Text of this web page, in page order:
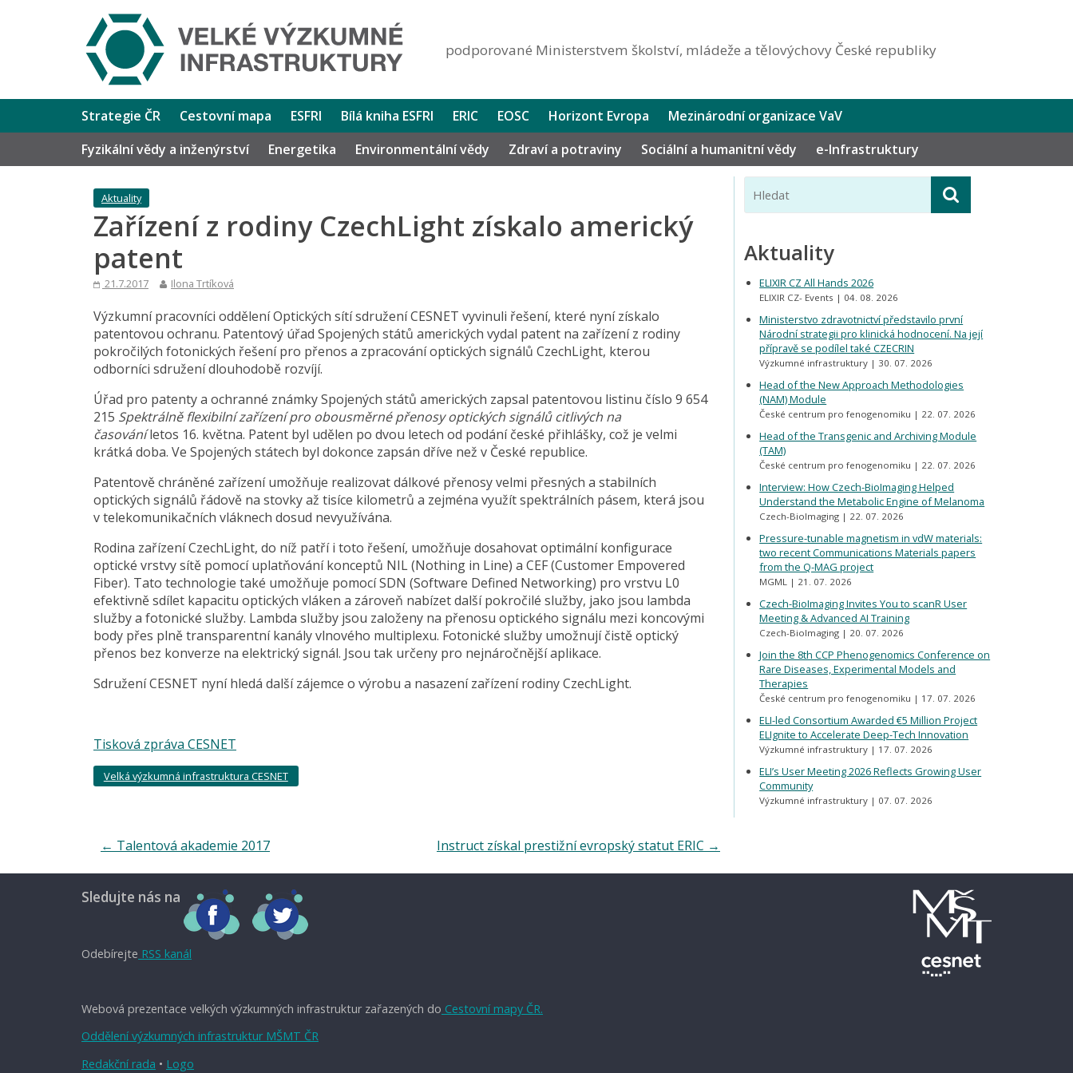
podporované Ministerstvem školství, mládeže a tělovýchovy České republiky
Strategie ČR Cestovní mapa ESFRI Bílá kniha ESFRI ERIC EOSC Horizont Evropa
Mezinárodní organizace VaV
Fyzikální vědy a inženýrství
Energetika Environmentální vědy Zdraví a potraviny Sociální a humanitní vědy e-Infrastruktury
Aktuality
Zařízení z rodiny CzechLight získalo americký
patent
21.7.2017 Ilona Trtíková
Výzkumní pracovníci oddělení Optických sítí sdružení CESNET vyvinuli řešení, které nyní získalo
patentovou ochranu. Patentový úřad Spojených států amerických vydal patent na zařízení z rodiny
pokročilých fotonických řešení pro přenos a zpracování optických signálů CzechLight, kterou
odborníci sdružení dlouhodobě rozvíjí.
Úřad pro patenty a ochranné známky Spojených států amerických zapsal patentovou listinu číslo 9 654
215 Spektrálně flexibilní zařízení pro obousměrné přenosy optických signálů citlivých na
časováníletos 16. května. Patent byl udělen po dvou letech od podání české přihlášky, což je velmi
krátká doba. Ve Spojených státech byl dokonce zapsán dříve než v České republice.
Patentově chráněné zařízení umožňuje realizovat dálkové přenosy velmi přesných a stabilních
optických signálů řádově na stovky až tisíce kilometrů a zejména využít spektrálních pásem, která jsou
v telekomunikačních vláknech dosud nevyužívána.
Rodina zařízení CzechLight, do níž patří i toto řešení, umožňuje dosahovat optimální konfigurace
optické vrstvy sítě pomocí uplatňování konceptů NIL (Nothing in Line) a CEF (Customer Empovered
Fiber). Tato technologie také umožňuje pomocí SDN (Software Defined Networking) pro vrstvu L0
efektivně sdílet kapacitu optických vláken a zároveň nabízet další pokročilé služby, jako jsou lambda
služby a fotonické služby. Lambda služby jsou založeny na přenosu optického signálu mezi koncovými
body přes plně transparentní kanály vlnového multiplexu. Fotonické služby umožnují čistě optický
přenos bez konverze na elektrický signál. Jsou tak určeny pro nejnáročnější aplikace.
Sdružení CESNET nyní hledá další zájemce o výrobu a nasazení zařízení rodiny CzechLight.
Tisková zpráva CESNET
Velká výzkumná infrastruktura CESNET
← Talentová akademie 2017 Instruct získal prestižní evropský statut ERIC →
Aktuality
ELIXIR CZ All Hands 2026
ELIXIR CZ- Events 04. 08. 2026
Ministerstvo zdravotnictví představilo první
Národní strategii pro klinická hodnocení. Na její
přípravě se podílel také CZECRIN
Výzkumné infrastruktury 30. 07. 2026
Head of the New Approach Methodologies
(NAM) Module
České centrum pro fenogenomiku 22. 07. 2026
Head of the Transgenic and Archiving Module
(TAM)
České centrum pro fenogenomiku 22. 07. 2026
Interview: How Czech-BioImaging Helped
Understand the Metabolic Engine of Melanoma
Czech-BioImaging 22. 07. 2026
Pressure-tunable magnetism in vdW materials:
two recent Communications Materials papers
from the Q-MAG project
MGML 21. 07. 2026
Czech-BioImaging Invites You to scanR User
Meeting & Advanced AI Training
Czech-BioImaging 20. 07. 2026
Join the 8th CCP Phenogenomics Conference on
Rare Diseases, Experimental Models and
Therapies
České centrum pro fenogenomiku 17. 07. 2026
ELI-led Consortium Awarded €5 Million Project
ELIgnite to Accelerate Deep-Tech Innovation
Výzkumné infrastruktury 17. 07. 2026
ELI’s User Meeting 2026 Reflects Growing User
Community
Výzkumné infrastruktury 07. 07. 2026
Sledujte nás na
Odebírejte RSS kanál
Webová prezentace velkých výzkumných infrastruktur zařazených do Cestovní mapy ČR.
Oddělení výzkumných infrastruktur MŠMT ČR
Redakční rada • Logo